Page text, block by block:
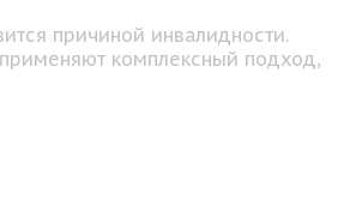
причиной инвалидности.
комплексный подход,